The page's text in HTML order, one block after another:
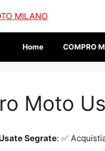
Home COMPRO
Moto
Segrate: ✅